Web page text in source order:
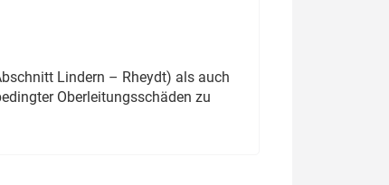
Lindern – Rheydt) als auch
Oberleitungsschäden zu